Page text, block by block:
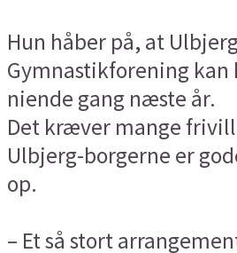
Hun håber på, at
Gymnastikforening
niende gang næste år.
Det kræver mange
Ulbjerg-borgerne er
op.
– Et så stort